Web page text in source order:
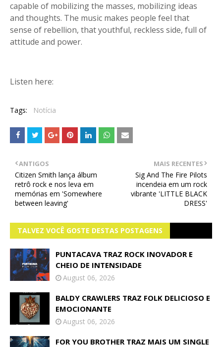
capable of mobilizing the masses, mobilizing ideas
and thoughts. The music makes people feel that
sense of rebellion, that youthful, reckless side, full of
attitude and power.
Listen here:
Tags: Notícia
MAIS RECENTES
Sig And The Fire Pilots
incendeia em um rock
vibrante 'LITTLE BLACK
DRESS'
ANTIGOS
Citizen Smith lança álbum
retrô rock e nos leva em
memórias em 'Somewhere
between leaving'
TALVEZ VOCÊ GOSTE DESTAS POSTAGENS
PUNTACAVA TRAZ ROCK INOVADOR E
CHEIO DE INTENSIDADE
August 06, 2026
BALDY CRAWLERS TRAZ FOLK DELICIOSO E
EMOCIONANTE
August 06, 2026
FOR YOU BROTHER TRAZ MAIS UM SINGLE